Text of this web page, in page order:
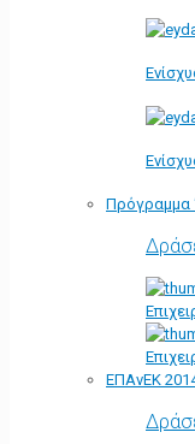
Πρόγραμμα
ΕΠΑνΕΚ